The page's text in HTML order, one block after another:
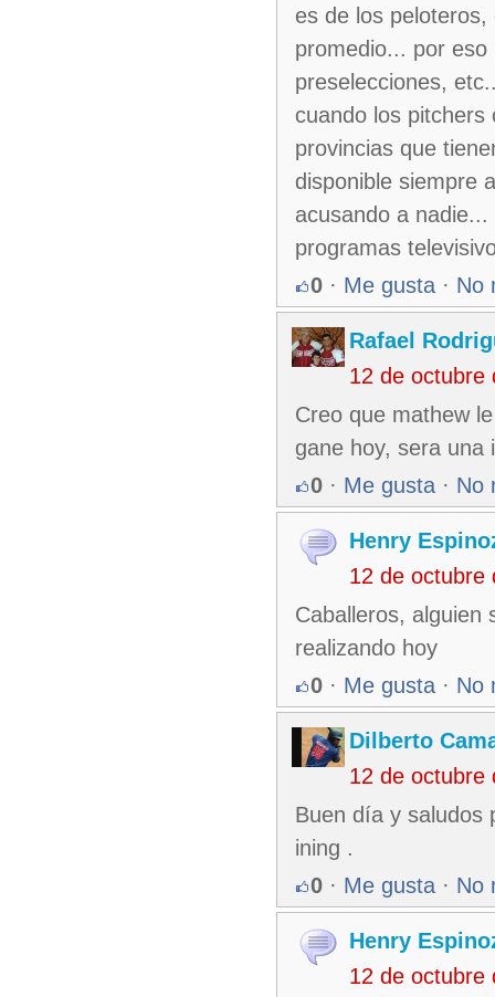
es de los
promedio... por
preselecciones,
cuando los
provincias que
disponible siempre
acusando a
programas
0 · Me gusta · No
Rafael
12 de octubre
Creo que mathew
gane hoy, sera una
0 · Me gusta · No
Henry
12 de octubre
Caballeros, alguien
realizando hoy
0 · Me gusta · No
Dilberto
12 de octubre
Buen día y saludos
ining .
0 · Me gusta · No
Henry
12 de octubre